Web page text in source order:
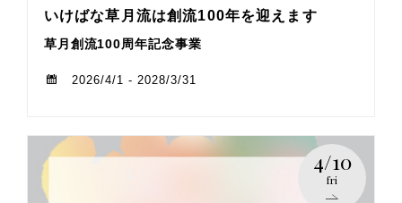
いけばな草月流は創流100年を迎えます
草月創流100周年記念事業
2026/4/1 - 2028/3/31
4/10
fri